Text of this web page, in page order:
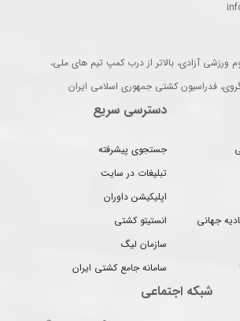
ورزشی آزادی، بالاتر از درب کمپ تیم های ملی،
فدراسیون کشتی جمهوری اسلامی ایران
جهانی
دسترسی سریع
جستجوی پیشرفته
تبلیغات در سایت
اپلیکیشن داوران
انستیتو کشتی
سازمان لیگ
سامانه جامع کشتی ایران
شبکه اجتماعی